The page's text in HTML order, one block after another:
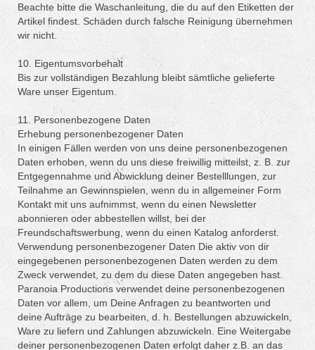
Beachte bitte die Waschanleitung, die du auf den Etiketten der
Artikel findest. Schäden durch falsche Reinigung übernehmen
wir nicht.
10. Eigentumsvorbehalt
Bis zur vollständigen Bezahlung bleibt sämtliche gelieferte
Ware unser Eigentum.
11. Personenbezogene Daten
Erhebung personenbezogener Daten
In einigen Fällen werden von uns deine personenbezogenen
Daten erhoben, wenn du uns diese freiwillig mitteilst, z. B. zur
Entgegennahme und Abwicklung deiner Bestelllungen, zur
Teilnahme an Gewinnspielen, wenn du in allgemeiner Form
Kontakt mit uns aufnimmst, wenn du einen Newsletter
abonnieren oder abbestellen willst, bei der
Freundschaftswerbung, wenn du einen Katalog anforderst.
Verwendung personenbezogener Daten Die aktiv von dir
eingegebenen personenbezogenen Daten werden zu dem
Zweck verwendet, zu dem du diese Daten angegeben hast.
Paranoia Productions verwendet deine personenbezogenen
Daten vor allem, um Deine Anfragen zu beantworten und
deine Aufträge zu bearbeiten, d. h. Bestellungen abzuwickeln,
Ware zu liefern und Zahlungen abzuwickeln. Eine Weitergabe
deiner personenbezogenen Daten erfolgt daher z.B. an das